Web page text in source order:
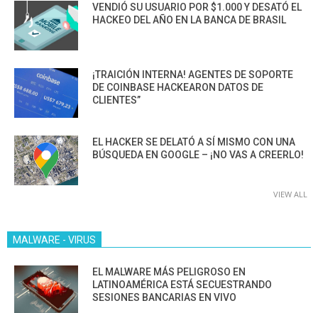
VENDIÓ SU USUARIO POR $1.000 Y DESATÓ EL
HACKEO DEL AÑO EN LA BANCA DE BRASIL
¡TRAICIÓN INTERNA! AGENTES DE SOPORTE
DE COINBASE HACKEARON DATOS DE
CLIENTES”
EL HACKER SE DELATÓ A SÍ MISMO CON UNA
BÚSQUEDA EN GOOGLE – ¡NO VAS A CREERLO!
VIEW ALL
MALWARE - VIRUS
EL MALWARE MÁS PELIGROSO EN
LATINOAMÉRICA ESTÁ SECUESTRANDO
SESIONES BANCARIAS EN VIVO